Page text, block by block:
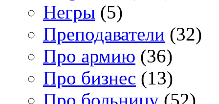
Негры (5)
Преподаватели (32)
Про армию (36)
Про бизнес (13)
Про больницу (52)